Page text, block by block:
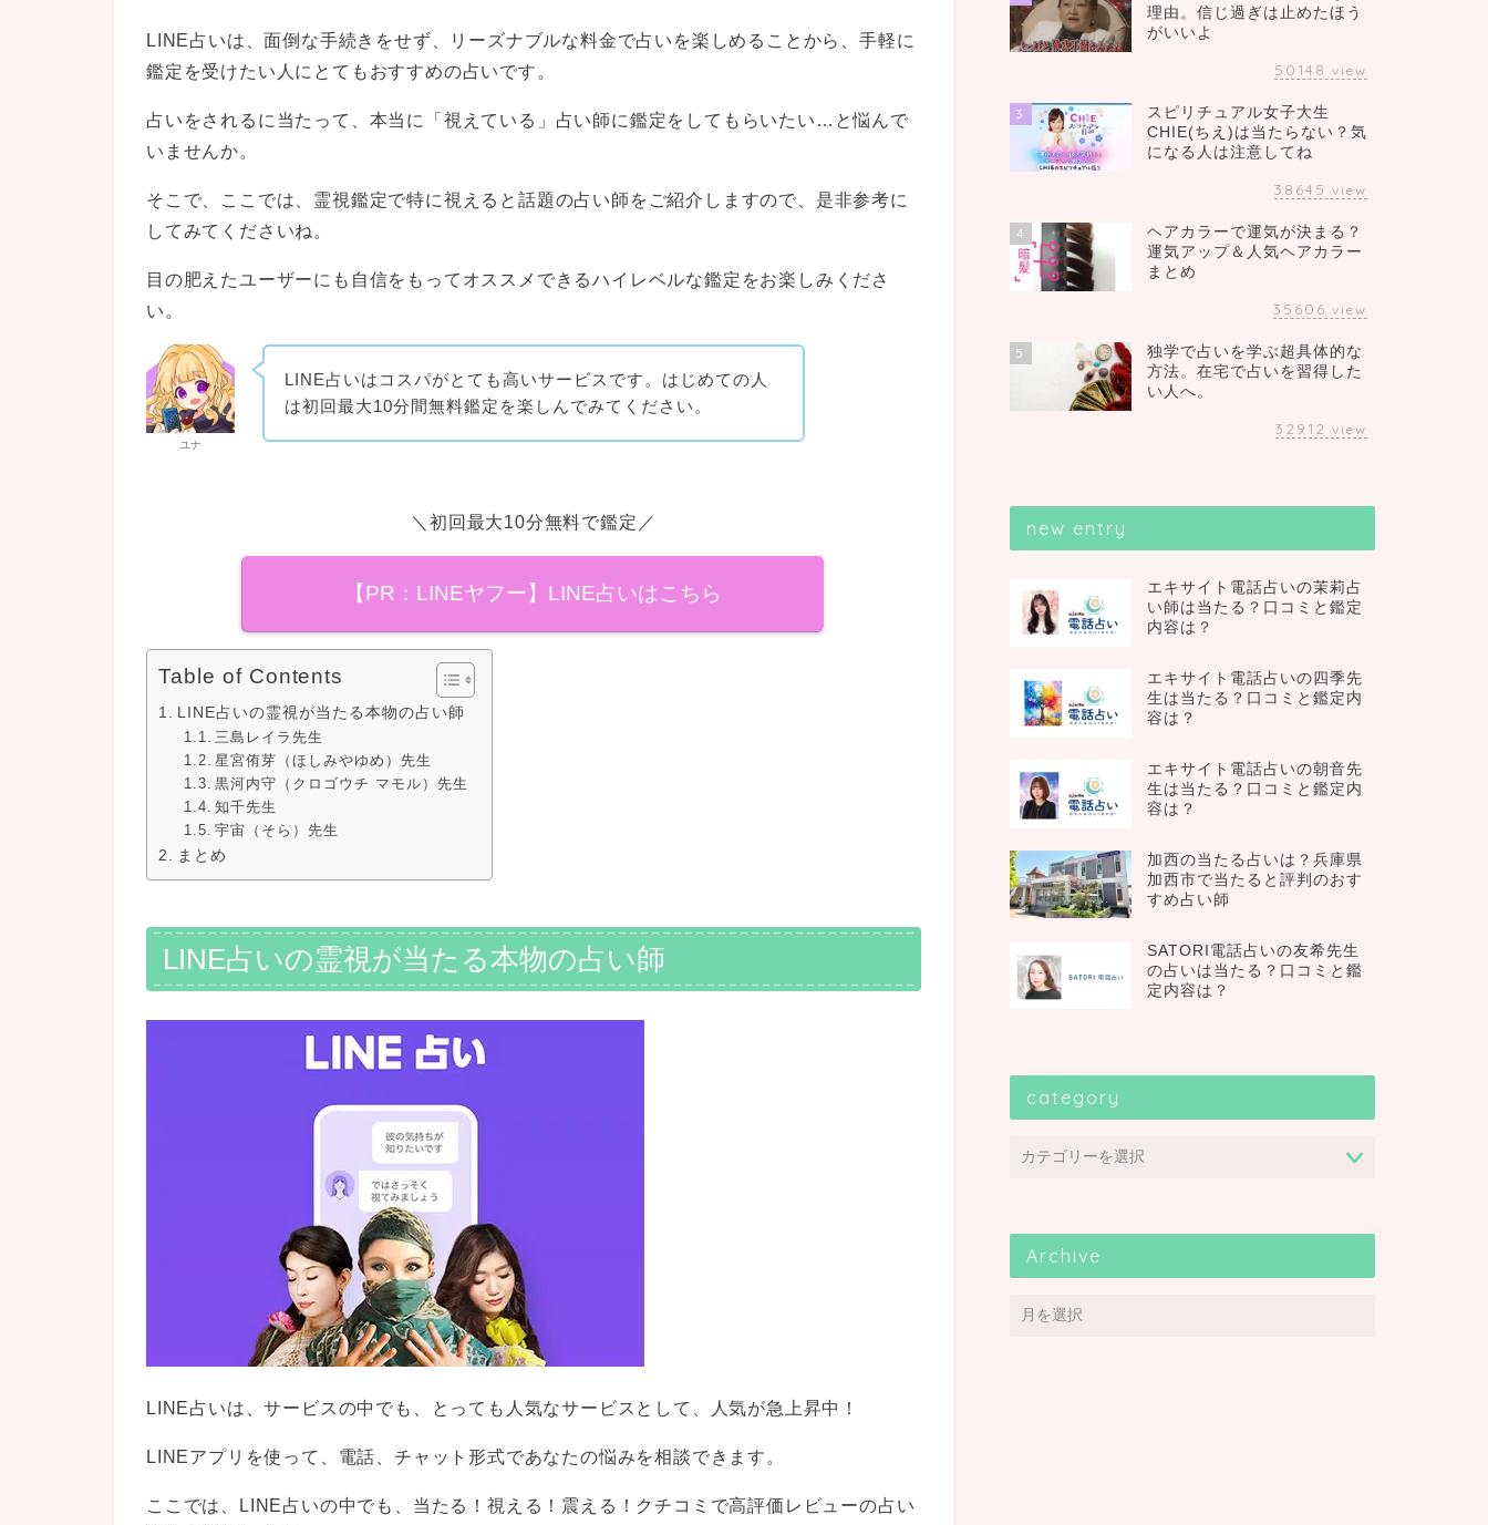
LINE占いは、面倒な手続きをせず、リーズナブルな料金で占いを楽しめることから、手軽に
鑑定を受けたい人にとてもおすすめの占いです。
占いをされるに当たって、本当に「視えている」占い師に鑑定をしてもらいたい…と悩んで
いませんか。
そこで、ここでは、霊視鑑定で特に視えると話題の占い師をご紹介しますので、是非参考に
してみてくださいね。
目の肥えたユーザーにも自信をもってオススメできるハイレベルな鑑定をお楽しみくださ
い。
ユナ
LINE占いはコスパがとても高いサービスです。はじめての人
は初回最大10分間無料鑑定を楽しんでみてください。
＼初回最大10分無料で鑑定／
【PR：LINEヤフー】LINE占いはこちら
Table of Contents
LINE占いの霊視が当たる本物の占い師
三島レイラ先生
星宮侑芽（ほしみやゆめ）先生
黒河内守（クロゴウチ マモル）先生
知千先生
宇宙（そら）先生
まとめ
LINE占いの霊視が当たる本物の占い師
LINE占いは、サービスの中でも、とっても人気なサービスとして、人気が急上昇中！
LINEアプリを使って、電話、チャット形式であなたの悩みを相談できます。
ここでは、LINE占いの中でも、当たる！視える！震える！クチコミで高評価レビューの占い
理由。信じ過ぎは止めたほう
がいいよ
50148 view
3
スピリチュアル女子大生
CHIE(ちえ)は当たらない？気
になる人は注意してね
38645 view
4
ヘアカラーで運気が決まる？
運気アップ＆人気ヘアカラー
まとめ
35606 view
5
独学で占いを学ぶ超具体的な
方法。在宅で占いを習得した
い人へ。
32912 view
new entry
エキサイト電話占いの茉莉占
い師は当たる？口コミと鑑定
内容は？
エキサイト電話占いの四季先
生は当たる？口コミと鑑定内
容は？
エキサイト電話占いの朝音先
生は当たる？口コミと鑑定内
容は？
加西の当たる占いは？兵庫県
加西市で当たると評判のおす
すめ占い師
SATORI電話占いの友希先生
の占いは当たる？口コミと鑑
定内容は？
category
Archive